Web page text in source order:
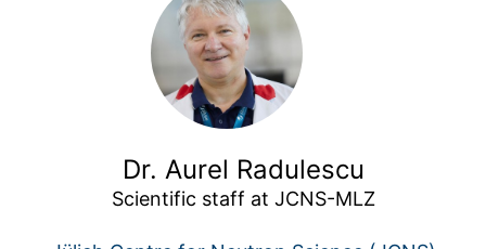
Dr. Aurel Radulescu
Scientific staff at JCNS-MLZ